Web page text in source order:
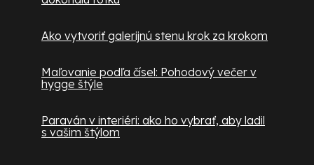
Ako vytvoriť galerijnú stenu krok za krokom
Maľovanie podľa čísel: Pohodový večer v
hygge štýle
Paraván v interiéri: ako ho vybrať, aby ladil
s vašim štýlom